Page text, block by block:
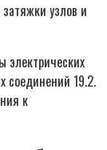
узлов и
электрических
соединений 19.2.
к